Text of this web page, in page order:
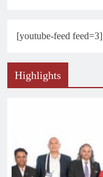
[youtube-feed feed=3]
Highlights